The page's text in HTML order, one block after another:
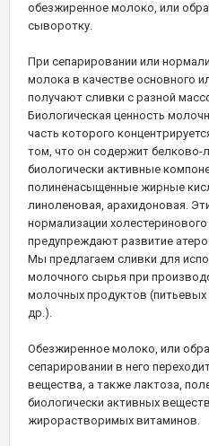
обезжиренное молоко, или
сыворотку.
При сепарировании или
молока в качестве основного
получают сливки с разной
Биологическая ценность
часть которого
том, что он содержит белково-
биологически активные
полиненасыщенные жирные
линоленовая, арахидоновая.
нормализации
предупреждают развитие
Мы предлагаем сливки для
молочного сырья при
молочных продуктов
др.).
Обезжиренное молоко, или
сепарировании в него
вещества, а также лактоза,
биологически активных
жирорастворимых витаминов.